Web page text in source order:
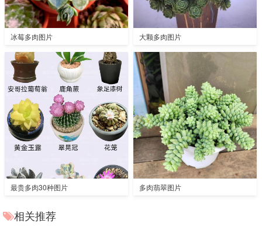
冰莓多肉图片 大颗多肉图片
最贵多肉30种图片 多肉翡翠图片
相关推荐